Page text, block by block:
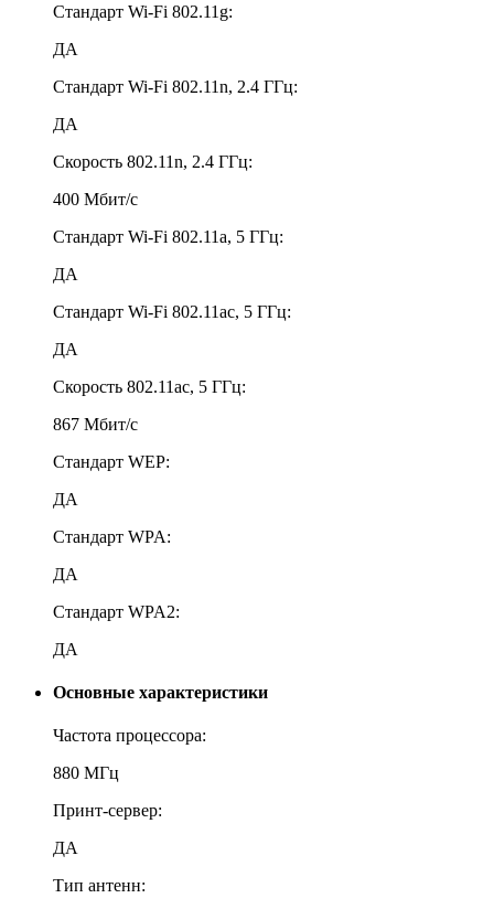
Стандарт Wi-Fi 802.11g:
ДА
Стандарт Wi-Fi 802.11n, 2.4 ГГц:
ДА
Скорость 802.11n, 2.4 ГГц:
400 Мбит/с
Стандарт Wi-Fi 802.11a, 5 ГГц:
ДА
Стандарт Wi-Fi 802.11ac, 5 ГГц:
ДА
Скорость 802.11ac, 5 ГГц:
867 Мбит/с
Стандарт WEP:
ДА
Стандарт WPA:
ДА
Стандарт WPA2:
ДА
Основные характеристики
Частота процессора:
880 МГц
Принт-сервер:
ДА
Тип антенн: